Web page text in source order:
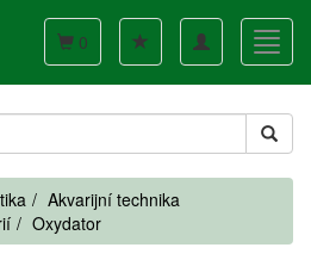
Toggle
navigation
0
Akvarijní technika
Oxydator